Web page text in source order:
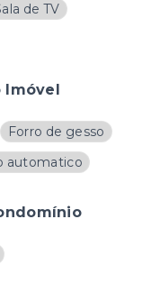
de TV
Imóvel
Forro de gesso
automatico